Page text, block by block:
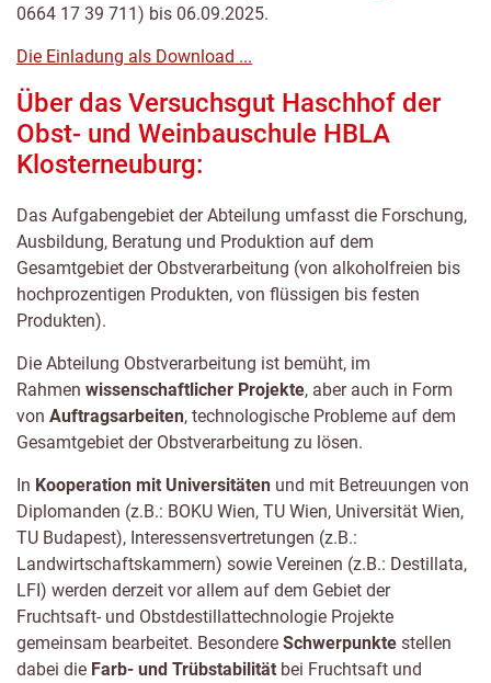
0664 17 39 711) bis 06.09.2025.
Die Einladung als Download ...
Über das Versuchsgut Haschhof der
Obst- und Weinbauschule HBLA
Klosterneuburg:
Das Aufgabengebiet der Abteilung umfasst die Forschung,
Ausbildung, Beratung und Produktion auf dem
Gesamtgebiet der Obstverarbeitung (von alkoholfreien bis
hochprozentigen Produkten, von flüssigen bis festen
Produkten).
Die Abteilung Obstverarbeitung ist bemüht, im
Rahmen wissenschaftlicher Projekte, aber auch in Form
von Auftragsarbeiten, technologische Probleme auf dem
Gesamtgebiet der Obstverarbeitung zu lösen.
In Kooperation mit Universitäten und mit Betreuungen von
Diplomanden (z.B.: BOKU Wien, TU Wien, Universität Wien,
TU Budapest), Interessensvertretungen (z.B.:
Landwirtschaftskammern) sowie Vereinen (z.B.: Destillata,
LFI) werden derzeit vor allem auf dem Gebiet der
Fruchtsaft- und Obstdestillattechnologie Projekte
gemeinsam bearbeitet. Besondere Schwerpunkte stellen
dabei die Farb- und Trübstabilität bei Fruchtsaft und